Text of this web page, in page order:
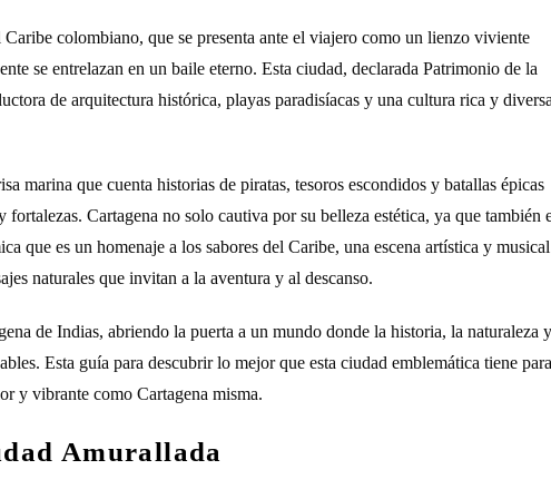
colombiano, que se presenta ante el viajero como un lienzo viviente
se entrelazan en un baile eterno. Esta ciudad, declarada Patrimonio de la
de arquitectura histórica, playas paradisíacas y una cultura rica y
marina que cuenta historias de piratas, tesoros escondidos y batallas épicas
Cartagena no solo cautiva por su belleza estética, ya que también
que es un homenaje a los sabores del Caribe, una escena artística y musical
naturales que invitan a la aventura y al descanso.
de Indias, abriendo la puerta a un mundo donde la historia, la naturaleza y
Esta guía para descubrir lo mejor que esta ciudad emblemática tiene para
y vibrante como Cartagena misma.
Amurallada